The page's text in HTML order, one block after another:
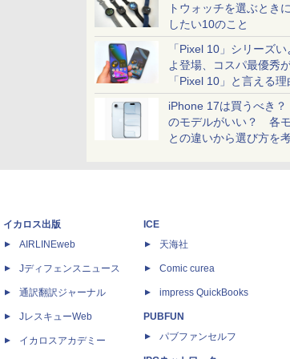
トウォッチを選ぶとき
したい10のこと
「Pixel 10」シリーズ
よ登場、コスパ最優秀
「Pixel 10」と言える理
iPhone 17は買うべき
のモデルがいい？ 各
との違いから選び方を
イカロス出版
AIRLINEweb
Jディフェンスニュース
通訳翻訳ジャーナル
JレスキューWeb
イカロスアカデミー
ICE
天海社
Comic curea
impress QuickBooks
PUBFUN
パブファンセルフ